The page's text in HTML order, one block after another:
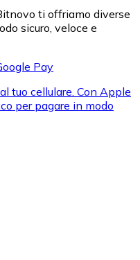
e altri mezzi di
ti offriamo diverse
sicuro, veloce e
Pay
tuo cellulare. Con Apple
per pagare in modo